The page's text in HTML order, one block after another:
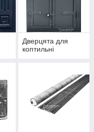
Дверцята для
коптильні